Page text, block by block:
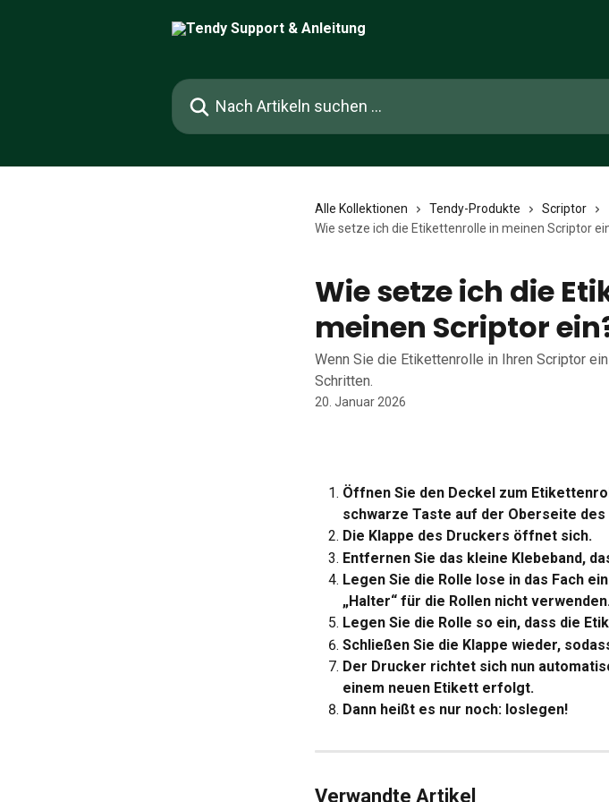
Nach Artikeln suchen …
Alle Kollektionen Tendy-Produkte
Scriptor
Wie setze ich die Etikettenrolle in meinen Scriptor
Wie setze ich die
meinen Scriptor
Wenn Sie die Etikettenrolle in Ihren Scriptor
Schritten.
20. Januar 2026
Öffnen Sie den Deckel zum
schwarze Taste auf der Oberseite
Die Klappe des Druckers öffnet sich.
Entfernen Sie das kleine Klebeband,
Legen Sie die Rolle lose in das Fach
„Halter“ für die Rollen nicht
Legen Sie die Rolle so ein, dass die
Schließen Sie die Klappe wieder,
Der Drucker richtet sich nun
einem neuen Etikett erfolgt.
Dann heißt es nur noch: loslegen!
Verwandte Artikel